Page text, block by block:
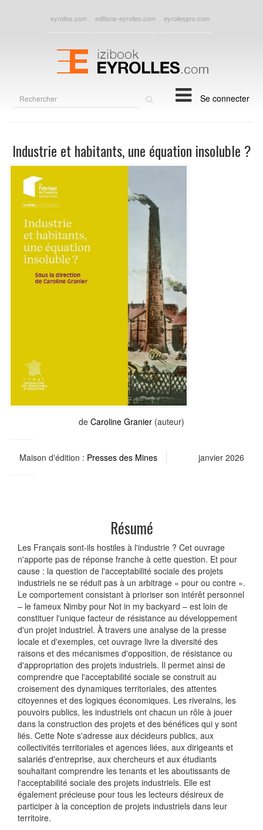
eyrolles.com editions-eyrolles.com eyrollespro.com
Se connecter
Industrie et habitants, une équation insoluble ?
de Caroline Granier (auteur)
Maison d'édition : Presses des Mines janvier 2026
Résumé
Les Français sont-ils hostiles à l'industrie ? Cet ouvrage
n'apporte pas de réponse franche à cette question. Et pour
cause : la question de l'acceptabilité sociale des projets
industriels ne se réduit pas à un arbitrage « pour ou contre ».
Le comportement consistant à prioriser son intérêt personnel
– le fameux Nimby pour Not in my backyard – est loin de
constituer l'unique facteur de résistance au développement
d'un projet industriel. À travers une analyse de la presse
locale et d'exemples, cet ouvrage livre la diversité des
raisons et des mécanismes d'opposition, de résistance ou
d'appropriation des projets industriels. Il permet ainsi de
comprendre que l'acceptabilité sociale se construit au
croisement des dynamiques territoriales, des attentes
citoyennes et des logiques économiques. Les riverains, les
pouvoirs publics, les industriels ont chacun un rôle à jouer
dans la construction des projets et des bénéfices qui y sont
liés. Cette Note s'adresse aux décideurs publics, aux
collectivités territoriales et agences liées, aux dirigeants et
salariés d'entreprise, aux chercheurs et aux étudiants
souhaitant comprendre les tenants et les aboutissants de
l'acceptabilité sociale des projets industriels. Elle est
également précieuse pour tous les lecteurs désireux de
participer à la conception de projets industriels dans leur
territoire.